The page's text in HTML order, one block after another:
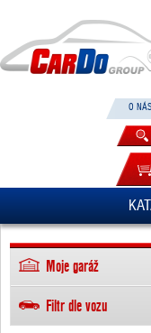
O NÁS
Moje garáž
Filtr dle vozu